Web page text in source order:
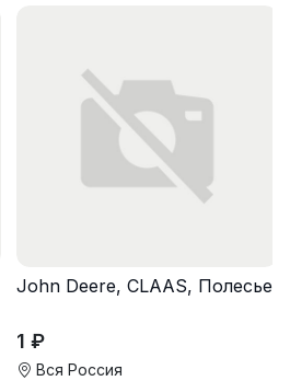
John Deere, CLAAS, Полесье
1 ₽
Вся Россия